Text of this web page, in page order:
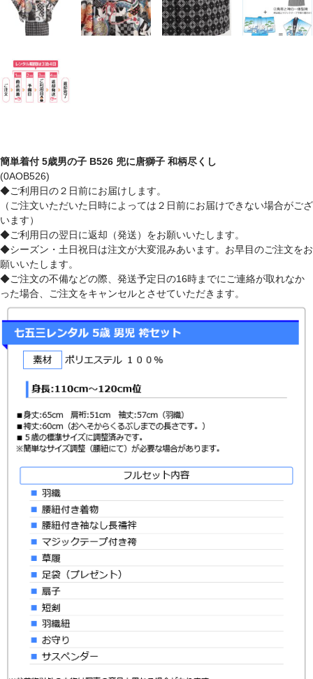
簡単着付 5歳男の子 B526 兜に唐獅子 和柄尽くし
(0AOB526)
◆ご利用日の２日前にお届けします。
（ご注文いただいた日時によっては２日前にお届けできない場合がござ
います）
◆ご利用日の翌日に返却（発送）をお願いいたします。
◆シーズン・土日祝日は注文が大変混みあいます。お早目のご注文をお
願いいたします。
◆ご注文の不備などの際、発送予定日の16時までにご連絡が取れなか
った場合、ご注文をキャンセルとさせていただきます。